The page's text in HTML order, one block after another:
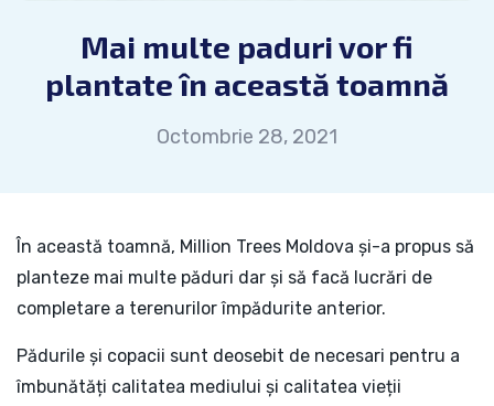
Mai multe paduri vor fi
plantate în această toamnă
Octombrie 28, 2021
În această toamnă, Million Trees Moldova și-a propus să
planteze mai multe păduri dar și să facă lucrări de
completare a terenurilor împădurite anterior.
Pădurile și copacii sunt deosebit de necesari pentru a
îmbunătăți calitatea mediului și calitatea vieții